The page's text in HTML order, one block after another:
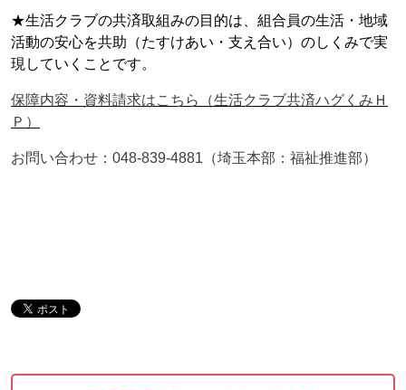
★生活クラブの共済取組みの目的は、組合員の生活・地域
活動の安心を共助（たすけあい・支え合い）のしくみで実
現していくことです。
保障内容・資料請求はこちら（生活クラブ共済ハグくみＨ
Ｐ）
お問い合わせ：048-839-4881（埼玉本部：福祉推進部）